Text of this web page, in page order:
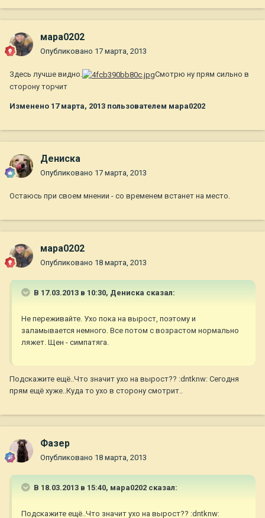
мара0202
Опубликовано 17 марта, 2013
Здесь лучше видно.
Смотрю ну прям сильно в
сторону торчит
Изменено 17 марта, 2013 пользователем мара0202
Дениска
Опубликовано 17 марта, 2013
Остаюсь при своем мнении - со временем встанет на место.
мара0202
Опубликовано 18 марта, 2013
В 17.03.2013 в 10:30, Дениска сказал:
Не переживайте. Ухо пока на вырост, поэтому и
заламывается немного. Все потом с возрастом нормально
ляжет. Щен - симпатяга.
Подскажите ещё..Что значит ухо на вырост?? :dntknw: Сегодня
прям ещё хуже..Куда то ухо в сторону смотрит..
Фазер
Опубликовано 18 марта, 2013
В 18.03.2013 в 15:40, мара0202 сказал:
Подскажите ещё..Что значит ухо на вырост?? :dntknw: